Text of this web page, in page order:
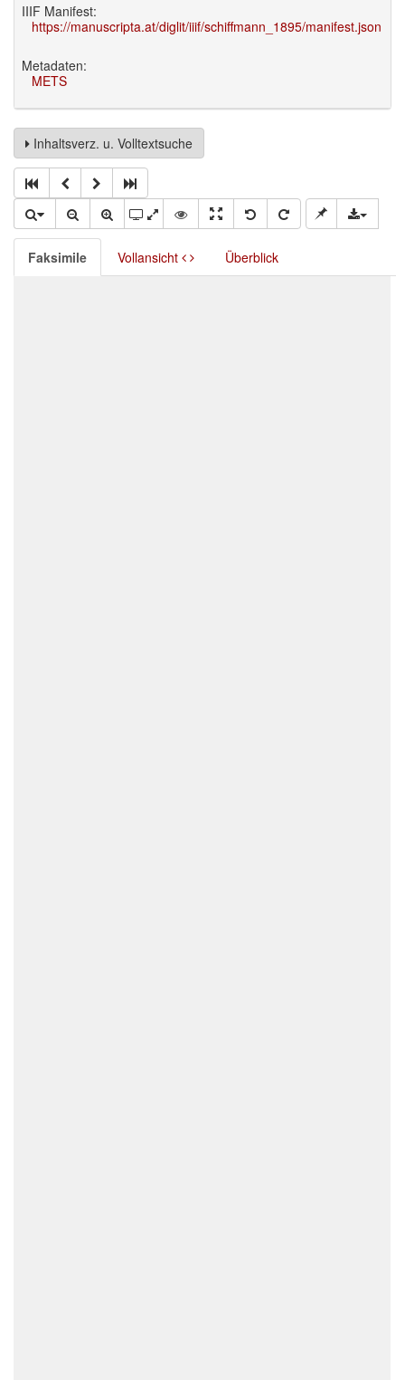
IIIF Manifest:
https://manuscripta.at/diglit/iiif/schiffmann_1895/manifest.json
Metadaten:
METS
Inhaltsverz. u. Volltextsuche
Faksimile Vollansicht Überblick